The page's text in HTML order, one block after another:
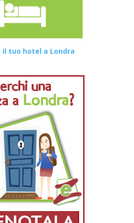
il tuo hotel a Londra